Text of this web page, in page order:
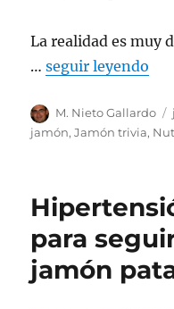
La realidad es muy
…seguir leyendo
Autor
M. Nieto Gallardo
jamón,Jamón trivia,
para
jamón